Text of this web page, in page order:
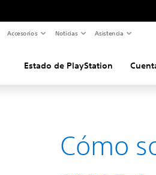
Accesorios Noticias Asistencia
Estado de PlayStation
Cómo